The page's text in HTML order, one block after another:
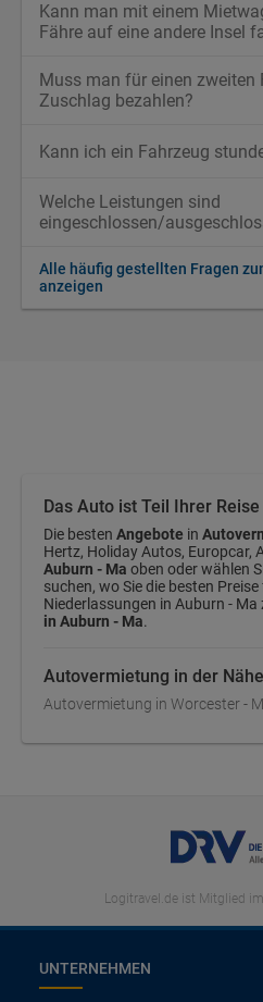
Kann man mit einem
Fähre auf eine andere Insel
Muss man für einen zweiten
Zuschlag bezahlen?
Kann ich ein Fahrzeug
Welche Leistungen sind
eingeschlossen/
Alle häufig gestellten Fragen
anzeigen
Das Auto ist Teil Ihrer
Die besten Angebote in
Hertz, Holiday Autos, Europcar,
Auburn - Ma oben oder wählen
suchen, wo Sie die besten
Niederlassungen in Auburn -
in Auburn - Ma.
Autovermietung in der
Autovermietung in Worcester -
Logitravel.de ist Mitglied
UNTERNEHMEN